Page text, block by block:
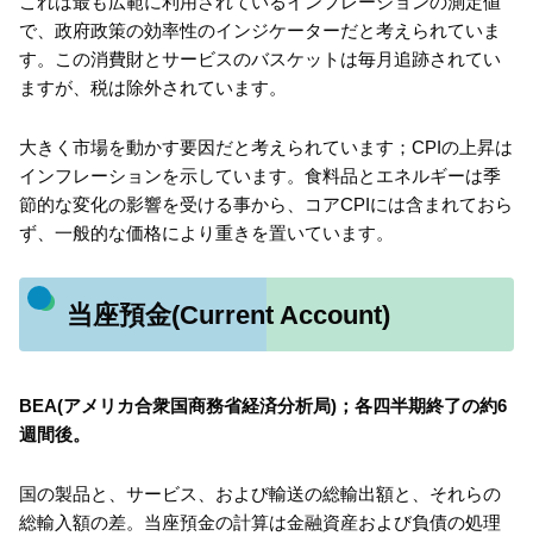
で、政府政策の効率性のインジケーターだと考えられていま
す。この消費財とサービスのバスケットは毎月追跡されてい
ますが、税は除外されています。
大きく市場を動かす要因だと考えられています；CPIの上昇は
インフレーションを示しています。食料品とエネルギーは季
節的な変化の影響を受ける事から、コアCPIには含まれておら
ず、一般的な価格により重きを置いています。
当座預金(Current Account)
BEA(アメリカ合衆国商務省経済分析局)；各四半期終了の約6
週間後。
国の製品と、サービス、および輸送の総輸出額と、それらの
総輸入額の差。当座預金の計算は金融資産および負債の処理